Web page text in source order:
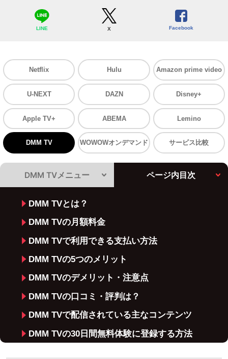
LINE X Facebook
Netflix Hulu Amazon prime video
U-NEXT DAZN Disney+
Apple TV+ ABEMA Lemino
DMM TV WOWOWオンデマンド サービス比較
DMM TVメニュー ページ内目次
DMM TVとは？
DMM TVの月額料金
DMM TVで利用できる支払い方法
DMM TVの5つのメリット
DMM TVのデメリット・注意点
DMM TVの口コミ・評判は？
DMM TVで配信されている主なコンテンツ
DMM TVの30日間無料体験に登録する方法